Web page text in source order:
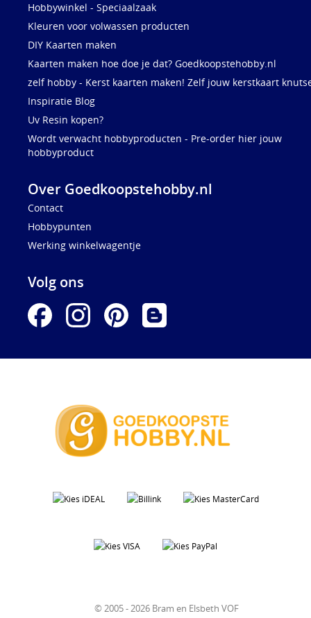
Hobbywinkel - Speciaalzaak
Kleuren voor volwassen producten
DIY Kaarten maken
Kaarten maken hoe doe je dat? Goedkoopstehobby.nl
zelf hobby - Kerst kaarten maken! Zelf jouw kerstkaart
Inspiratie Blog
Uv Resin kopen?
Wordt verwacht hobbyproducten - Pre-order hier jouw
hobbyproduct
Over Goedkoopstehobby.nl
Contact
Hobbypunten
Werking winkelwagentje
Volg ons
© 2005 - 2026 Bram en Elsbeth VOF